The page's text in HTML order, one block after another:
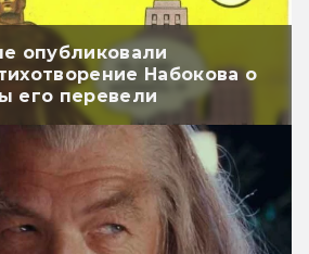
опубликовали
Набокова о
его перевели